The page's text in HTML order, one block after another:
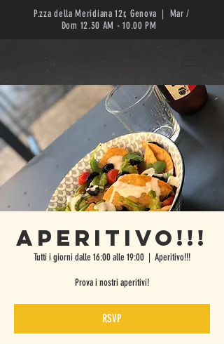
P.zza della Meridiana 12r, Genova | Mar /
Dom 12.30 AM - 10.00 PM
Aperitivo!!!
Tutti i giorni dalle 16:00 alle 19:00
  |
Aperitivo!!!
Prova i nostri aperitivi!
RSVP